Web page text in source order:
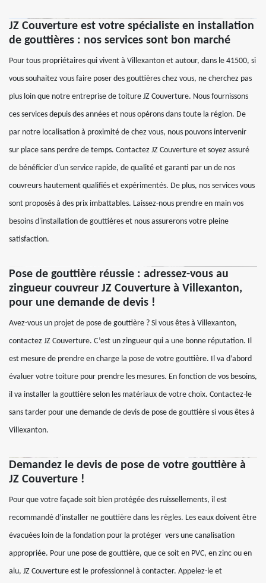
JZ Couverture est votre spécialiste en installation
de gouttières : nos services sont bon marché
Pour tous propriétaires qui vivent à Villexanton et autour, dans le 41500, si
vous souhaitez vous faire poser des gouttières chez vous, ne cherchez pas
plus loin que notre entreprise de toiture JZ Couverture. Nous fournissons
ces services depuis des années et nous opérons dans toute la région. De
par notre localisation à proximité de chez vous, nous pouvons intervenir
sur place sans perdre de temps. Contactez JZ Couverture et soyez assuré
de bénéficier d'un service rapide, de qualité et garanti par un de nos
couvreurs hautement qualifiés et expérimentés. De plus, nos services vous
sont proposés à des prix imbattables. Laissez-nous prendre en main vos
besoins d'installation de gouttières et nous assurerons votre pleine
satisfaction.
Pose de gouttière réussie : adressez-vous au
zingueur couvreur JZ Couverture à Villexanton,
pour une demande de devis !
Avez-vous un projet de pose de gouttière ? Si vous êtes à Villexanton,
contactez JZ Couverture. C’est un zingueur qui a une bonne réputation. Il
est mesure de prendre en charge la pose de votre gouttière. Il va d’abord
évaluer votre toiture pour prendre les mesures. En fonction de vos besoins,
il va installer la gouttière selon les matériaux de votre choix. Contactez-le
sans tarder pour une demande de devis de pose de gouttière si vous êtes à
Villexanton.
Demandez le devis de pose de votre gouttière à
JZ Couverture !
Pour que votre façade soit bien protégée des ruissellements, il est
recommandé d’installer ne gouttière dans les règles. Les eaux doivent être
évacuées loin de la fondation pour la protéger vers une canalisation
appropriée. Pour une pose de gouttière, que ce soit en PVC, en zinc ou en
alu, JZ Couverture est le professionnel à contacter. Appelez-le et